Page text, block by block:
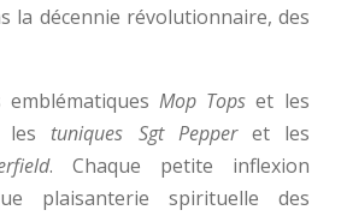
la décennie révolutionnaire, des
Mop Tops et les
les tuniques Sgt Pepperet les
. Chaque petite inflexion
plaisanterie spirituelle des